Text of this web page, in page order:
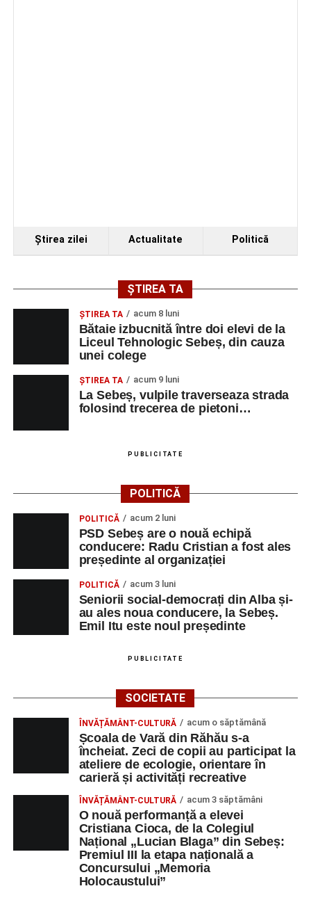
Ştirea zilei Actualitate Politică
ȘTIREA TA
ŞTIREA TA acum 8 luni
Bătaie izbucnită între doi elevi de la
Liceul Tehnologic Sebeș, din cauza
unei colege
ŞTIREA TA acum 9 luni
La Sebeș, vulpile traverseaza strada
folosind trecerea de pietoni…
PUBLICITATE
POLITICĂ
POLITICĂ acum 2 luni
PSD Sebeș are o nouă echipă
conducere: Radu Cristian a fost ales
președinte al organizației
POLITICĂ acum 3 luni
Seniorii social-democrați din Alba și-
au ales noua conducere, la Sebeș.
Emil Itu este noul președinte
PUBLICITATE
SOCIETATE
ÎNVĂȚĂMÂNT-CULTURĂ acum o săptămână
Școala de Vară din Răhău s-a
încheiat. Zeci de copii au participat la
ateliere de ecologie, orientare în
carieră și activități recreative
ÎNVĂȚĂMÂNT-CULTURĂ acum 3 săptămâni
O nouă performanță a elevei
Cristiana Cioca, de la Colegiul
Național „Lucian Blaga” din Sebeș:
Premiul III la etapa națională a
Concursului „Memoria
Holocaustului”